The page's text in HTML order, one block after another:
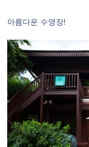
아름다운 수영장!